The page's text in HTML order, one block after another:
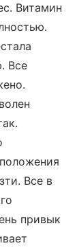
Витамин
Все
Все в
привык